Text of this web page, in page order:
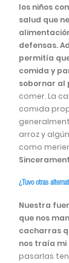
los niños
salud que
defensas.
permitía
comida y
sobornar al
comer. La
comida
arroz y
como
¿Tuvo otras
Nuestra
que nos
cacharras
nos traía mi
pasarlas